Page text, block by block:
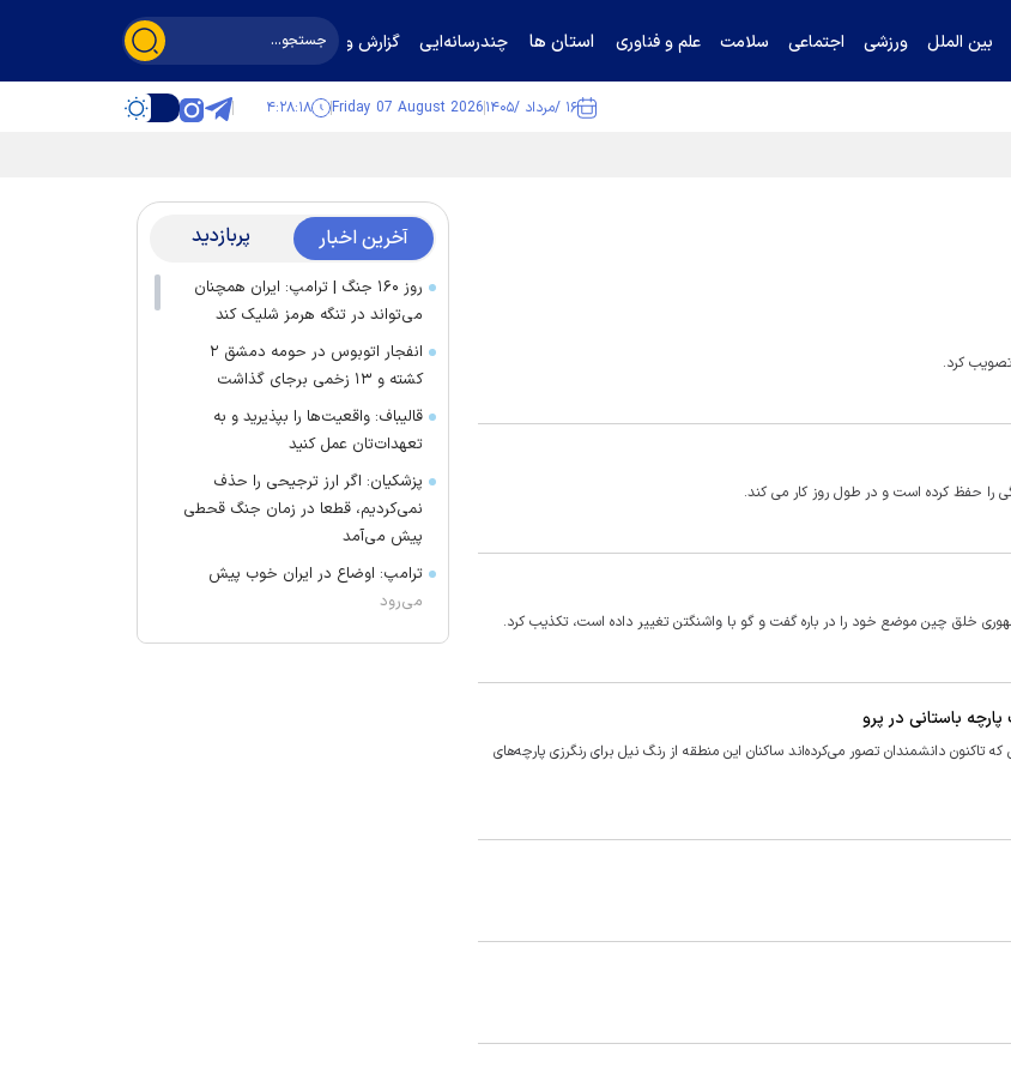
بین الملل ورزشی اجتماعی سلامت علم و فناوری استان ها چندرسانه‌ایی گزارش و گفت‌وگو
۱۶ /مرداد /۱۴۰۵ Friday 07 August 2026 ۴:۲۸:۱۸
تصویب کرد.
را حفظ کرده است و در طول روز کار می کند.
خلق چین موضع خود را در باره گفت و گو با واشنگتن تغییر داده است، تکذیب کرد.
پرو نشان می‌دهد که ۱۸۰۰ سال قبل‌تر از زمانی که تاکنون دانشمندان تصور می‌کرده‌اند ساکنان این منطقه از رنگ نیل برای رنگرزی پارچه‌های
آخرین اخبار پربازدید
روز ۱۶۰ جنگ | ترامپ: ایران همچنان
می‌تواند در تنگه هرمز شلیک کند
انفجار اتوبوس در حومه دمشق ۲
کشته و ۱۳ زخمی برجای گذاشت
قالیباف: واقعیت‌ها را بپذیرید و به
تعهدات‌تان عمل کنید
پزشکیان: اگر ارز ترجیحی را حذف
نمی‌کردیم، قطعا در زمان جنگ قحطی
پیش می‌آمد
ترامپ: اوضاع در ایران خوب پیش
می‌رود
برکناری دو مقام ارشد موساد